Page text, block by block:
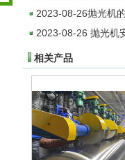
2023-08-26抛光机
2023-08-26 抛光机
相关产品